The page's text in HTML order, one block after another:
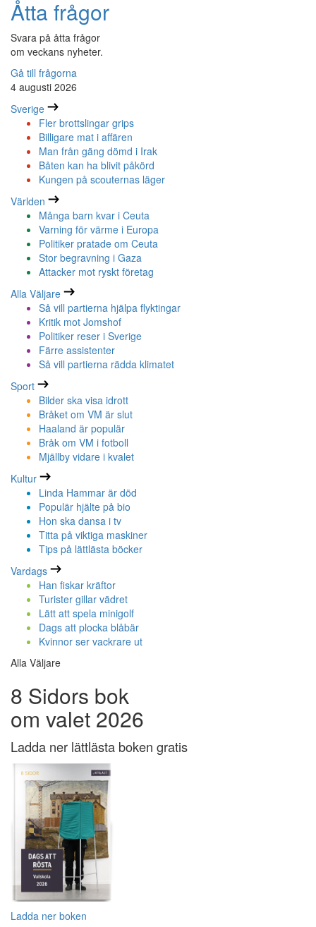
Åtta frågor
Svara på åtta frågor
om veckans nyheter.
Gå till frågorna
4 augusti 2026
Sverige
Fler brottslingar grips
Billigare mat i affären
Man från gäng dömd i Irak
Båten kan ha blivit påkörd
Kungen på scouternas läger
Världen
Många barn kvar i Ceuta
Varning för värme i Europa
Politiker pratade om Ceuta
Stor begravning i Gaza
Attacker mot ryskt företag
Alla Väljare
Så vill partierna hjälpa flyktingar
Kritik mot Jomshof
Politiker reser i Sverige
Färre assistenter
Så vill partierna rädda klimatet
Sport
Bilder ska visa idrott
Bråket om VM är slut
Haaland är populär
Bråk om VM i fotboll
Mjällby vidare i kvalet
Kultur
Linda Hammar är död
Populär hjälte på bio
Hon ska dansa i tv
Titta på viktiga maskiner
Tips på lättlästa böcker
Vardags
Han fiskar kräftor
Turister gillar vädret
Lätt att spela minigolf
Dags att plocka blåbär
Kvinnor ser vackrare ut
Alla Väljare
8 Sidors bok
om valet 2026
Ladda ner lättlästa boken gratis
Ladda ner boken